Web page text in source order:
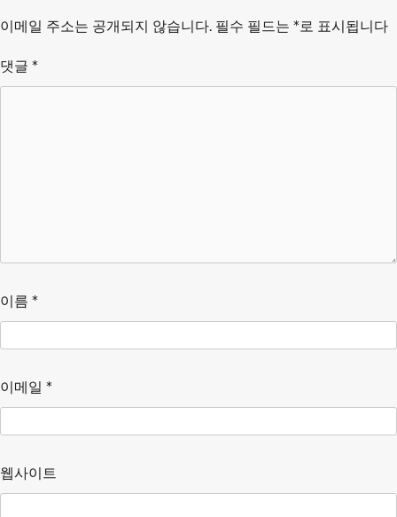
이메일 주소는 공개되지 않습니다. 필수 필드는 * 로 표시됩니다
댓글 *
이름 *
이메일 *
웹사이트